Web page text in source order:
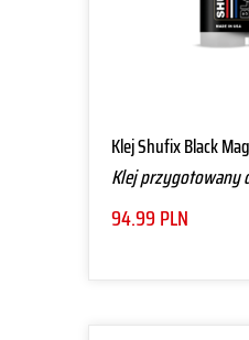
Klej Shufix Black
Klej przygotowany
94.99PLN